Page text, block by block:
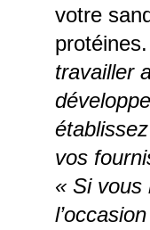
votre
protéines.
travailler
vos
« Si vous